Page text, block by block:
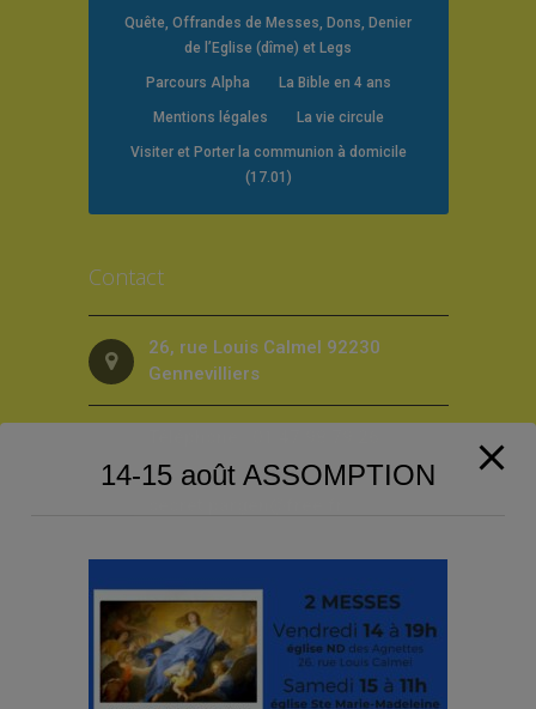
Quête, Offrandes de Messes, Dons, Denier
de l’Eglise (dîme) et Legs
Parcours Alpha La Bible en 4 ans
Mentions légales La vie circule
Visiter et Porter la communion à domicile
(17.01)
Contact
26, rue Louis Calmel 92230
Gennevilliers
Suivez-nous sur les Réseaux sociaux
14-15 août ASSOMPTION